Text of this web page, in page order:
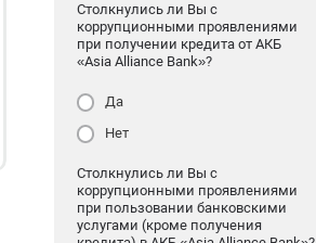
Столкнулись ли Вы с
коррупционными проявлениями
при получении кредита от АКБ
«Asia Alliance Bank»?
Да
Нет
Столкнулись ли Вы с
коррупционными проявлениями
при пользовании банковскими
услугами (кроме получения